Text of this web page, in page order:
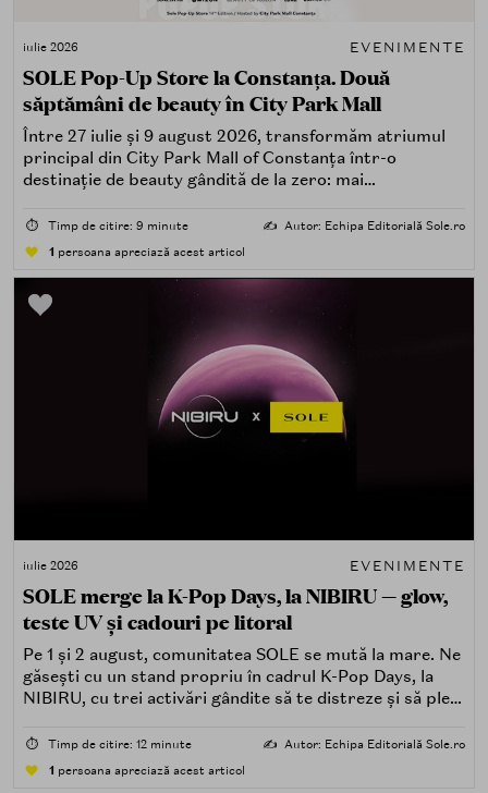
iulie 2026 EVENIMENTE
SOLE Pop-Up Store la Constanța. Două
săptămâni de beauty în City Park Mall
Între 27 iulie și 9 august 2026, transformăm atriumul
principal din City Park Mall of Constanța într-o
destinație de beauty gândită de la zero: mai
care îți place, de fapt, să descoperi produse — testând,
atingând, comparând, întrebând.
⏱️ Timp de citire: 9 minute ✍️ Autor: Echipa Editorială Sole.ro
1 persoana apreciază acest articol
iulie 2026 EVENIMENTE
SOLE merge la K-Pop Days, la NIBIRU — glow,
teste UV și cadouri pe litoral
Pe 1 și 2 august, comunitatea SOLE se mută la mare. Ne
găsești cu un stand propriu în cadrul K-Pop Days, la
NIBIRU, cu trei activări gândite să te distreze și să pleci
⏱️ Timp de citire: 12 minute ✍️ Autor: Echipa Editorială Sole.ro
1 persoana apreciază acest articol